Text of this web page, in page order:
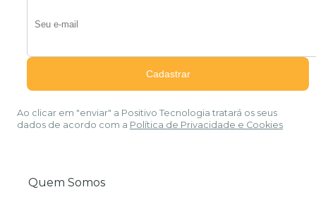
Ao clicar em "enviar" a Positivo Tecnologia tratará os seus
dados de acordo com a Política de Privacidade e Cookies
Quem Somos